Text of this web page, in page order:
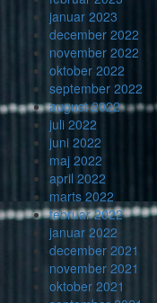
januar 2023
december 2022
november 2022
oktober 2022
september 2022
august 2022
juli 2022
juni 2022
maj 2022
april 2022
marts 2022
februar 2022
januar 2022
december 2021
november 2021
oktober 2021